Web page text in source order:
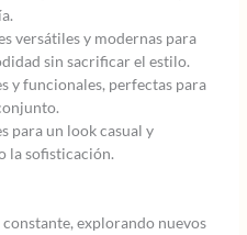
versátiles y modernas para
sin sacrificar el estilo.
y funcionales, perfectas para
para un look casual y
la sofisticación.
explorando nuevos